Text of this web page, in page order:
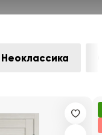
Неоклассика